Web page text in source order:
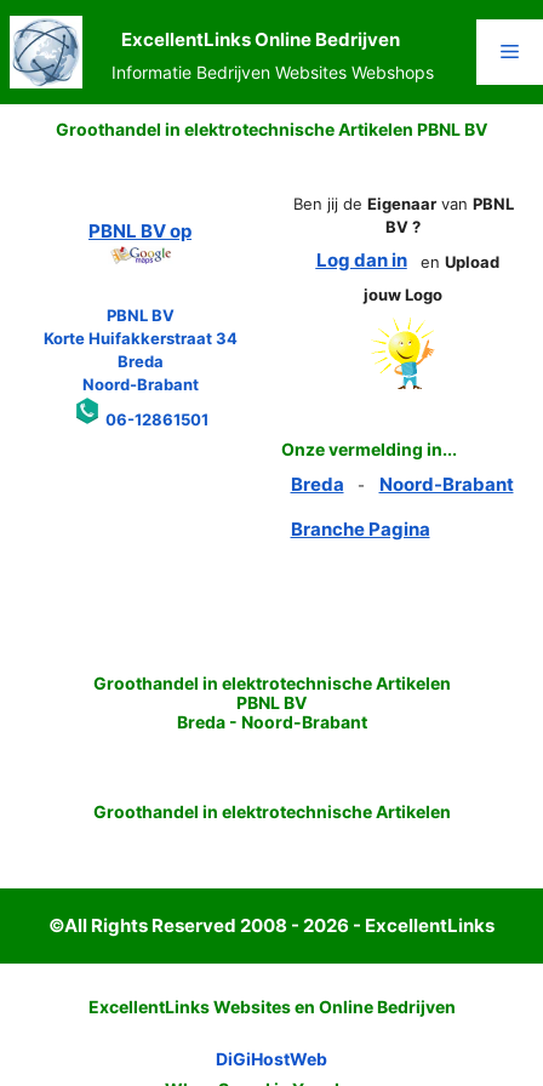
Ga
naar
de
inhoud
ExcellentLinks Online Bedrijven
Informatie Bedrijven Websites Webshops
Groothandel in elektrotechnische Artikelen PBNL BV
PBNL BV op
PBNL BV
Korte Huifakkerstraat 34
Breda
Noord-Brabant
06-12861501
Ben jij de Eigenaarvan PBNL
BV ?
Log dan in en Upload
jouw Logo
Onze vermelding in...
Breda -
Noord-Brabant
Branche Pagina
Groothandel in elektrotechnische Artikelen
PBNL BV
Breda- Noord-Brabant
Groothandel in elektrotechnische Artikelen
©All Rights Reserved 2008 - 2026 - ExcellentLinks
ExcellentLinks Websites en Online Bedrijven
DiGiHostWeb